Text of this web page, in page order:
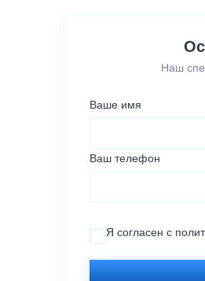
Наш
Ваше имя
Ваш телефон
Я согласен с